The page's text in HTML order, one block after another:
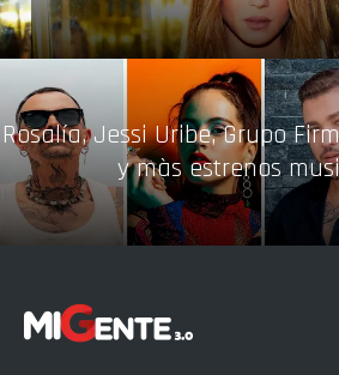
Rosalía, Jessi Uribe, Grupo
y màs estrenos